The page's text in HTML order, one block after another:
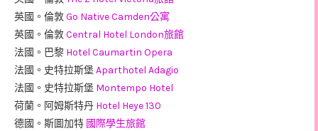
英國。倫敦Go Native Camden公寓
英國。倫敦Central Hotel London旅館
法國。巴黎 Hotel Caumartin Opera
法國。史特拉斯堡 Aparthotel Adagio
法國。史特拉斯堡 Montempo Hotel
荷蘭。阿姆斯特丹 Hotel Heye 130
德國。斯圖加特 國際學生旅館